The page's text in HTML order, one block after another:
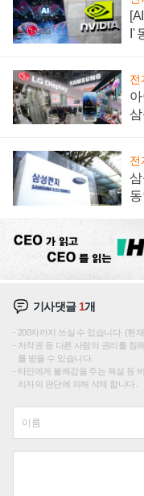
I'
전
전
기사댓글 1개
200자까지 쓰실 수 있습니다. (현
저작권 등 다른 사람의 권리를 침
를 받을 수 있습니다.
타인에게 불쾌감을 주는 욕설 등
리자의 판단에 의해 삭제 합니다.